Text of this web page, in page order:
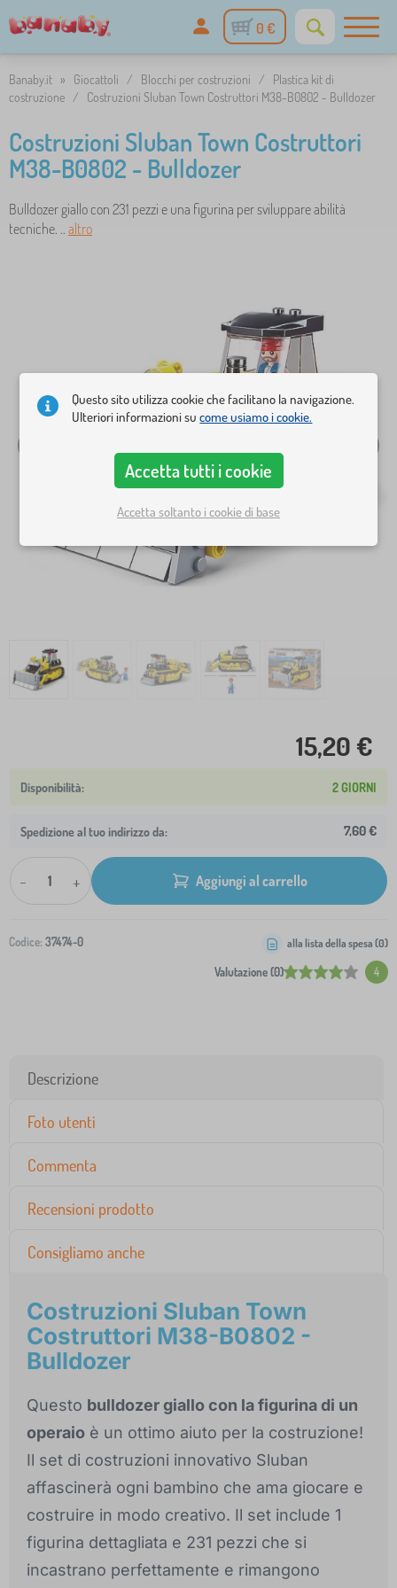
0 €
Banaby.it » Giocattoli / Blocchi per costruzioni /
Plastica kit di
costruzione / Costruzioni Sluban Town Costruttori M38-B0802 - Bulldozer
Costruzioni Sluban Town Costruttori
M38-B0802 - Bulldozer
Bulldozer giallo con 231 pezzi e una figurina per sviluppare abilità
tecniche. .. altro
15,20 €
2 GIORNI
Spedizione al tuo indirizzo da: 7,60 €
- + Aggiungi al carrello
Codice: 37474-0
Valutazione (0) 4
alla lista della spesa (0)
Descrizione
Foto utenti
Commenta
Recensioni prodotto
Consigliamo anche
Costruzioni Sluban Town
Costruttori M38-B0802 -
Bulldozer
Questo bulldozer giallo con la figurina di un
operaio è un ottimo aiuto per la costruzione!
Il set di costruzioni innovativo Sluban
affascinerà ogni bambino che ama giocare e
costruire in modo creativo. Il set include 1
figurina dettagliata e 231 pezzi che si
incastrano perfettamente e rimangono
Questo sito utilizza cookie che facilitano la navigazione.
Ulteriori informazioni sucome usiamo i cookie.
Accetta tutti i cookie
Accetta soltanto i cookie di base